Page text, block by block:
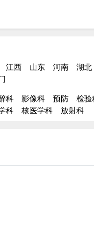
江西 山东 河南 湖北
科 影像科 预防 检验
科 核医学科 放射科